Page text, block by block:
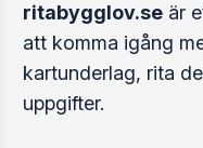
ritabygglov.se är
att komma igång
kartunderlag, rita
uppgifter.